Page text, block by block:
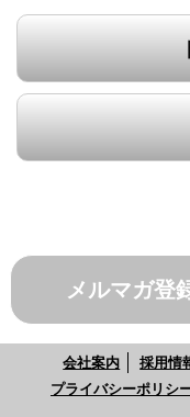
メルマガ登
会社案内 採用情
プライバシーポリシ